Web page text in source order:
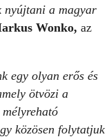
nyújtani a magyar
Wonko, az
egy olyan erős és
ötvözi a
közösen folytatjuk